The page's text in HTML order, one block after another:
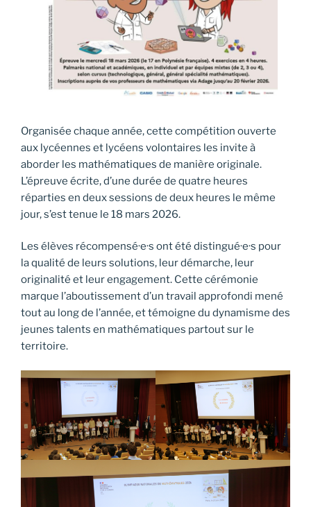
Organisée chaque année, cette compétition ouverte
aux lycéennes et lycéens volontaires les invite à
aborder les mathématiques de manière originale.
L’épreuve écrite, d’une durée de quatre heures
réparties en deux sessions de deux heures le même
jour, s’est tenue le 18 mars 2026.
Les élèves récompensé·e·s ont été distingué·e·s pour
la qualité de leurs solutions, leur démarche, leur
originalité et leur engagement. Cette cérémonie
marque l’aboutissement d’un travail approfondi mené
tout au long de l’année, et témoigne du dynamisme des
jeunes talents en mathématiques partout sur le
territoire.